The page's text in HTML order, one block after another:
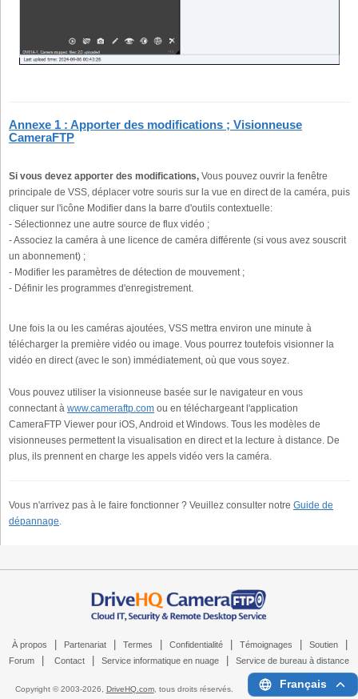
Annexe 1 : Apporter des modifications ; Visionneuse
CameraFTP
Si vous devez apporter des modifications, Vous pouvez ouvrir la fenêtre
principale de VSS, déplacer votre souris sur la vue en direct de la caméra, puis
cliquer sur l'icône Modifier dans la barre d'outils contextuelle:
- Sélectionnez une autre source de flux vidéo ;
- Associez la caméra à une licence de caméra différente (si vous avez souscrit
un abonnement) ;
- Modifier les paramètres de détection de mouvement ;
- Définir les programmes d'enregistrement.
Une fois la ou les caméras ajoutées, VSS mettra environ une minute à
télécharger la première vidéo ou image. Vous pourrez toutefois visionner la
vidéo en direct (avec le son) immédiatement, où que vous soyez.
Vous pouvez utiliser la visionneuse basée sur le navigateur en vous
connectant à www.cameraftp.com ou en téléchargeant l'application
CameraFTP Viewer pour iOS, Android et Windows. Tous les modèles de
visionneuses permettent la visualisation en direct et la lecture à distance. De
plus, ils prennent en charge les appels vidéo vers la caméra.
Vous n'arrivez pas à le faire fonctionner ? Veuillez consulter notre Guide de
dépannage.
À propos | Partenariat | Termes | Confidentialité | Témoignages | Soutien |
Forum | Contact | Service informatique en nuage | Service de bureau à distance
Copyright © 2003-2026, DriveHQ.com, tous droits réservés. Français